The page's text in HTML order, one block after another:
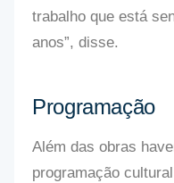
trabalho que está
anos”, disse.
Programação
Além das obras
programação